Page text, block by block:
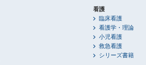
看護
臨床看護
看護学・理論
小児看護
救急看護
シリーズ書籍